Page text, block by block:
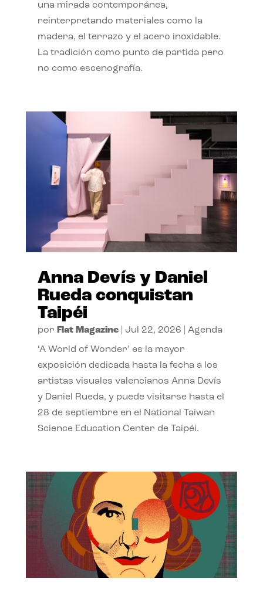
una mirada contemporánea,
reinterpretando materiales como la
madera, el terrazo y el acero inoxidable.
La tradición como punto de partida pero
no como escenografía.
Anna Devís y Daniel
Rueda conquistan
Taipéi
por Flat Magazine| Jul 22, 2026 Agenda
‘A World of Wonder’ es la mayor
exposición dedicada hasta la fecha a los
artistas visuales valencianos Anna Devís
y Daniel Rueda, y puede visitarse hasta el
28 de septiembre en el National Taiwan
Science Education Center de Taipéi.